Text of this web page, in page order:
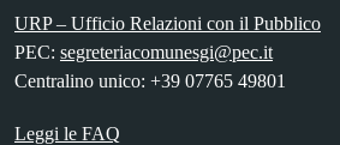
URP – Ufficio Relazioni con il Pubblico
PEC: segreteriacomunesgi@pec.it
Centralino unico: +39 07765 49801
Leggi le FAQ